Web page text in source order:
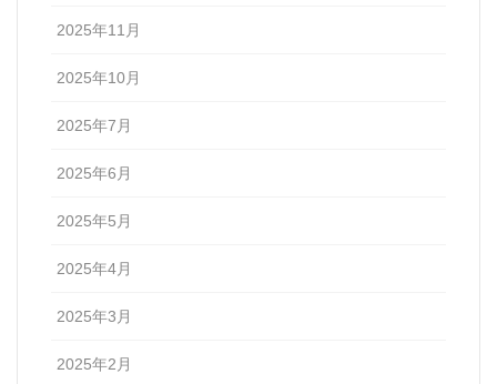
2025年11月
2025年10月
2025年7月
2025年6月
2025年5月
2025年4月
2025年3月
2025年2月